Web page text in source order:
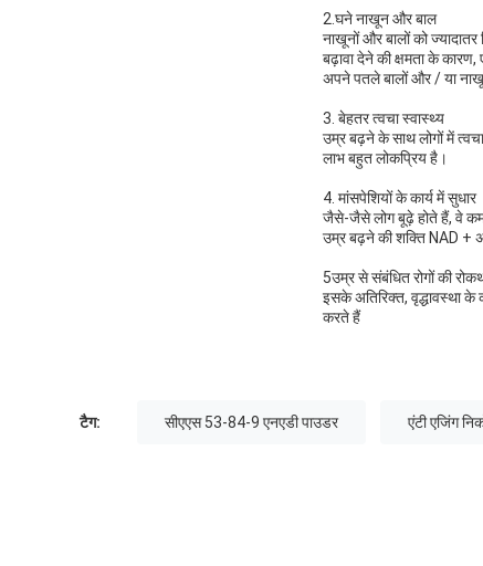
2.घने नाखून और बाल
नाखूनों और बालों को
बढ़ावा देने की क्षमता के
अपने पतले बालों और / या
3. बेहतर त्वचा स्वास्थ्य
उम्र बढ़ने के साथ लोगों में
लाभ बहुत लोकप्रिय है।
4. मांसपेशियों के कार्य में सुधार
जैसे-जैसे लोग बूढ़े होते हैं, वे कम
उम्र बढ़ने की शक्ति NAD +
5उम्र से संबंधित रोगों की
इसके अतिरिक्त, वृद्धावस्था के
करते हैं
टैग: सीएएस 53-84-9 एनएडी पाउडर एंटी एजिंग